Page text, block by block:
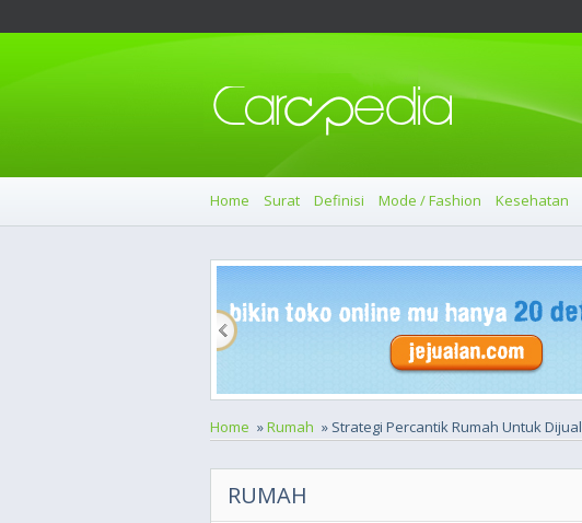
Home Surat Definisi Mode / Fashion Kesehatan
Home »Rumah » Strategi Percantik Rumah Untuk Dijual
RUMAH